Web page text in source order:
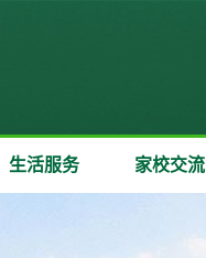
生活服务 家校交流